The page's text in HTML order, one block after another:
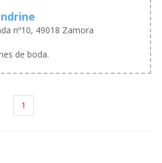
nº10, 49018 Zamora
de boda.
1